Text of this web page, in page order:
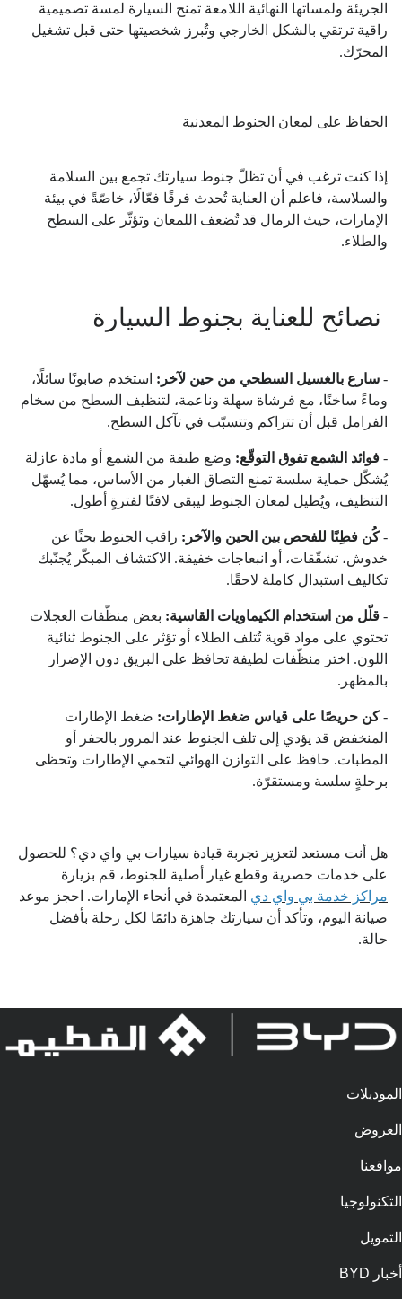
الجريئة ولمساتها النهائية اللامعة تمنح السيارة لمسة تصميمية
راقية ترتقي بالشكل الخارجي وتُبرز شخصيتها حتى قبل تشغيل
المحرّك.
الحفاظ على لمعان الجنوط المعدنية
إذا كنت ترغب في أن تظلّ جنوط سيارتك تجمع بين السلامة
والسلاسة، فاعلم أن العناية تُحدث فرقًا فعّالًا، خاصّةً في بيئة
الإمارات، حيث الرمال قد تُضعف اللمعان وتؤثّر على السطح
والطلاء.
نصائح للعناية بجنوط السيارة
- سارع بالغسيل السطحي من حين لآخر: استخدم صابونًا سائلًا،
وماءً ساخنًا، مع فرشاة سهلة وناعمة، لتنظيف السطح من سخام
الفرامل قبل أن تتراكم وتتسبّب في تآكل السطح.
- فوائد الشمع تفوق التوقّع: وضع طبقة من الشمع أو مادة عازلة
يُشكّل حماية سلسة تمنع التصاق الغبار من الأساس، مما يُسهّل
التنظيف، ويُطيل لمعان الجنوط ليبقى لافتًا لفترةٍ أطول.
-كُن فطِنًا للفحص بين الحين والآخر: راقب الجنوط بحثًا عن
خدوش، تشقّقات، أو انبعاجات خفيفة. الاكتشاف المبكّر يُجنّبك
تكاليف استبدال كاملة لاحقًا.
- قلّل من استخدام الكيماويات القاسية: بعض منظّفات العجلات
تحتوي على مواد قوية تُتلف الطلاء أو تؤثر على الجنوط ثنائية
اللون. اختر منظّفات لطيفة تحافظ على البريق دون الإضرار
بالمظهر.
-كن حريصًا على قياس ضغط الإطارات: ضغط الإطارات
المنخفض قد يؤدي إلى تلف الجنوط عند المرور بالحفر أو
المطبات. حافظ على التوازن الهوائي لتحمي الإطارات وتحظى
برحلةٍ سلسة ومستقرّة.
هل أنت مستعد لتعزيز تجربة قيادة سيارات بي واي دي؟ للحصول
على خدمات حصرية وقطع غيار أصلية للجنوط، قم بزيارة
مراكز خدمة بي واي دي المعتمدة في أنحاء الإمارات. احجز موعد
صيانة اليوم، وتأكد أن سيارتك جاهزة دائمًا لكل رحلة بأفضل
حالة.
الموديلات
العروض
مواقعنا
التكنولوجيا
التمويل
أخبار BYD